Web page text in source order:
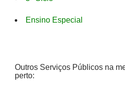
Ensino Especial
Outros Serviços Públicos na
perto: